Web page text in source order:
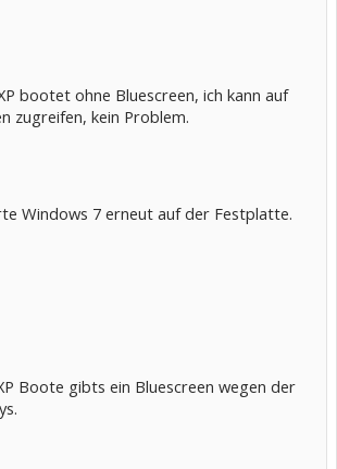
bootet ohne Bluescreen, ich kann auf
zugreifen, kein Problem.
Windows 7 erneut auf der Festplatte.
Boote gibts ein Bluescreen wegen der